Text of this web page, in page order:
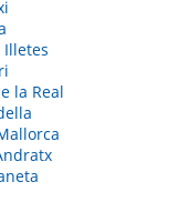
la Real